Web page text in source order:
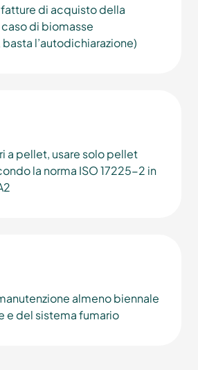
di acquisto della
di biomasse
l’autodichiarazione)
a pellet, usare solo pellet
la norma ISO 17225-2 in
almeno biennale
e del sistema fumario